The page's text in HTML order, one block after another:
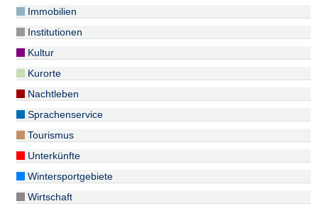
Immobilien
Institutionen
Kultur
Kurorte
Nachtleben
Sprachenservice
Tourismus
Unterkünfte
Wintersportgebiete
Wirtschaft